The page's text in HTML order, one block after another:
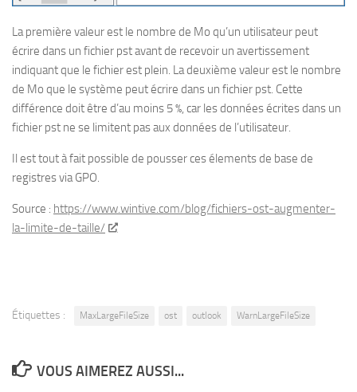
La première valeur est le nombre de Mo qu’un utilisateur peut
écrire dans un fichier pst avant de recevoir un avertissement
indiquant que le fichier est plein. La deuxième valeur est le nombre
de Mo que le système peut écrire dans un fichier pst. Cette
différence doit être d’au moins 5 %, car les données écrites dans un
fichier pst ne se limitent pas aux données de l’utilisateur.
Il est tout à fait possible de pousser ces élements de base de
registres via GPO.
Source : https://www.wintive.com/blog/fichiers-ost-augmenter-
la-limite-de-taille/
Étiquettes : MaxLargeFileSize ost outlook WarnLargeFileSize
VOUS AIMEREZ AUSSI...